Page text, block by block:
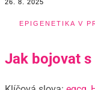
26. 8. 2025
EPIGENETIKA V
Jak bojovat